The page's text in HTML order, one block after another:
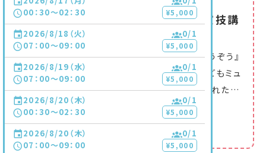
表現って楽しい！から個性を伸ばす演技講
師
はじめまして。紺道ゆかりです。 『表現教室そうぞう』
で子どものための演技講師をしています。 子どもミュ
ージカル講師時代に子どもの発想力に魅了された…
続きを見る
00：30〜02：30
¥5,000
2026/8/18（火）
07：00〜09：00
0/1
¥5,000
2026/8/19（水）
07：00〜09：00
0/1
¥5,000
2026/8/20（木）
00：30〜02：30
0/1
¥5,000
2026/8/20（木）
07：00〜09：00
0/1
¥5,000